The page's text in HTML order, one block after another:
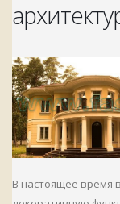
В настоящее время